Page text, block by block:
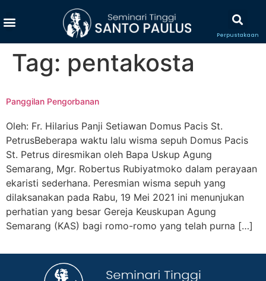
Perpustakaan
Tag: pentakosta
Panggilan Pengorbanan
Oleh: Fr. Hilarius Panji Setiawan Domus Pacis St.
PetrusBeberapa waktu lalu wisma sepuh Domus Pacis
St. Petrus diresmikan oleh Bapa Uskup Agung
Semarang, Mgr. Robertus Rubiyatmoko dalam perayaan
ekaristi sederhana. Peresmian wisma sepuh yang
dilaksanakan pada Rabu, 19 Mei 2021 ini menunjukan
perhatian yang besar Gereja Keuskupan Agung
Semarang (KAS) bagi romo-romo yang telah purna […]